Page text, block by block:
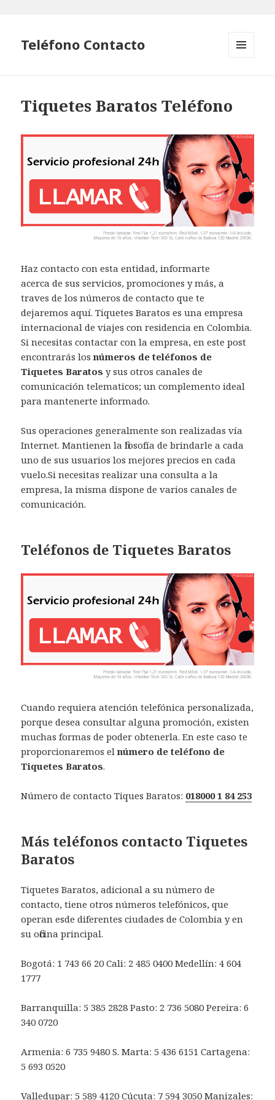
Teléfono Contacto
Tiquetes Baratos Teléfono
Haz contacto con esta entidad, informarte
acerca de sus servicios, promociones y más, a
traves de los números de contacto que te
dejaremos aquí. Tiquetes Baratos es una empresa
internacional de viajes con residencia en Colombia.
Si necesitas contactar con la empresa, en este post
encontrarás losnúmeros de teléfonos de
Tiquetes Baratos y sus otros canales de
comunicación telematicos; un complemento ideal
para mantenerte informado.
Sus operaciones generalmente son realizadas vía
Internet. Mantienen la filosofía de brindarle a cada
uno de sus usuarios los mejores precios en cada
vuelo.Si necesitas realizar una consulta a la
empresa, la misma dispone de varios canales de
comunicación.
Teléfonos de Tiquetes Baratos
Cuando requiera atención telefónica personalizada,
porque desea consultar alguna promoción, existen
muchas formas de poder obtenerla. En este caso te
proporcionaremos elnúmero de teléfono de
Tiquetes Baratos.
Número de contacto Tiques Baratos: 018000 1 84 253
Más teléfonos contacto Tiquetes
Baratos
Tiquetes Baratos, adicional a su número de
contacto, tiene otros números telefónicos, que
operan esde diferentes ciudades de Colombia y en
su oficina principal.
Bogotá: 1 743 66 20 Cali: 2 485 0400 Medellín: 4 604
1777
Barranquilla: 5 385 2828 Pasto: 2 736 5080 Pereira: 6
340 0720
Armenia: 6 735 9480 S. Marta: 5 436 6151 Cartagena:
5 693 0520
Valledupar: 5 589 4120 Cúcuta: 7 594 3050 Manizales: